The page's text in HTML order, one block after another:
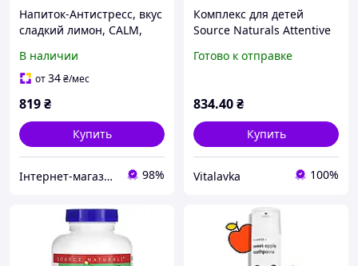
Напиток-Антистресс, вкус
сладкий лимон, CALM,
Natural Vitality, 226 гр
В наличии
от34₴/мес
819₴
Купить
Інтернет-магазин спортивного харчування у Вінниці «Kings Nutrition» 98%
Комплекс для детей
Source Naturals Attentive
жевательных таблеток
Готово к отправке
834.40₴
Купить
Vitalavka 100%